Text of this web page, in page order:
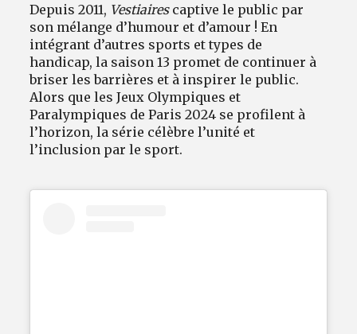
Depuis 2011, Vestiairescaptive le public par
son mélange d’humour et d’amour ! En
intégrant d’autres sports et types de
handicap, la saison 13 promet de continuer à
briser les barrières et à inspirer le public.
Alors que les Jeux Olympiques et
Paralympiques de Paris 2024 se profilent à
l’horizon, la série célèbre l’unité et
l’inclusion par le sport.